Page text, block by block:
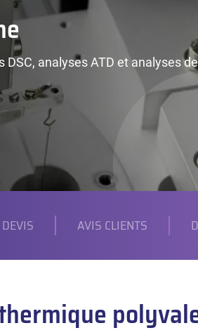
analyses ATD et analyses
AVIS CLIENTS